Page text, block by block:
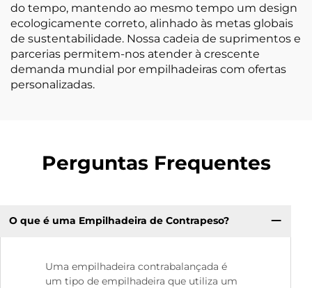
do tempo, mantendo ao mesmo tempo um design
ecologicamente correto, alinhado às metas globais
de sustentabilidade. Nossa cadeia de suprimentos e
parcerias permitem-nos atender à crescente
demanda mundial por empilhadeiras com ofertas
personalizadas.
Perguntas Frequentes
O que é uma Empilhadeira de Contrapeso?
Uma empilhadeira contrabalançada é
um tipo de empilhadeira que utiliza um